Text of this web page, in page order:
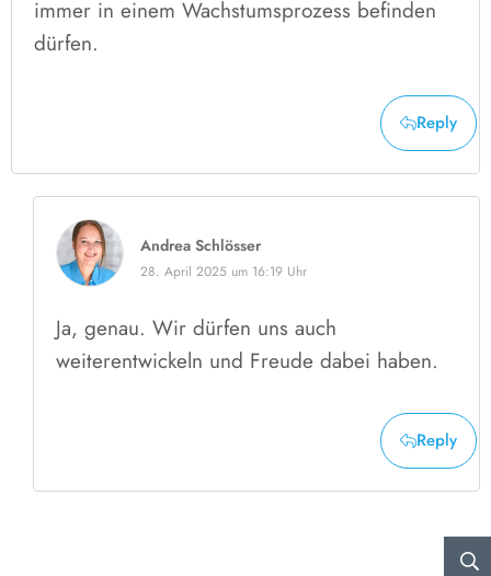
immer in einem Wachstumsprozess befinden
dürfen.
Reply
Andrea Schlösser
28. April 2025 um 16:19 Uhr
Ja, genau. Wir dürfen uns auch
weiterentwickeln und Freude dabei haben.
Reply